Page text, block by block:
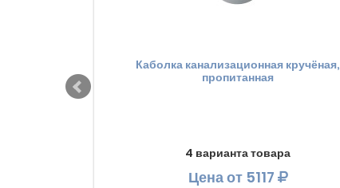
Каболка канализационная кручёная,
пропитанная
4 варианта товара
Ценаот 5117